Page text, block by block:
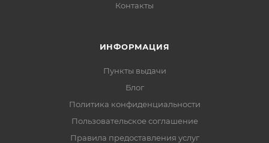
Контакты
ИНФОРМАЦИЯ
Пункты выдачи
Блог
Политика конфиденциальности
Пользовательское соглашение
Правила предоставления услуг